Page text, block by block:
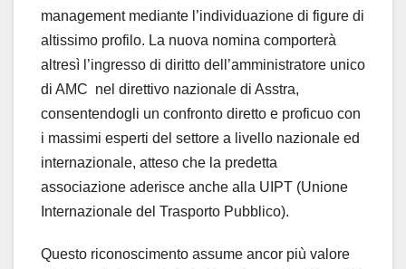
management mediante l’individuazione di figure di
altissimo profilo. La nuova nomina comporterà
altresì l’ingresso di diritto dell’amministratore unico
di AMC nel direttivo nazionale di Asstra,
consentendogli un confronto diretto e proficuo con
i massimi esperti del settore a livello nazionale ed
internazionale, atteso che la predetta
associazione aderisce anche alla UIPT (Unione
Internazionale del Trasporto Pubblico).
Questo riconoscimento assume ancor più valore